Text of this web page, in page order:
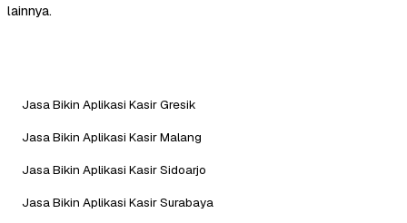
lainnya.
Jasa Bikin Aplikasi Kasir Gresik
Jasa Bikin Aplikasi Kasir Malang
Jasa Bikin Aplikasi Kasir Sidoarjo
Jasa Bikin Aplikasi Kasir Surabaya